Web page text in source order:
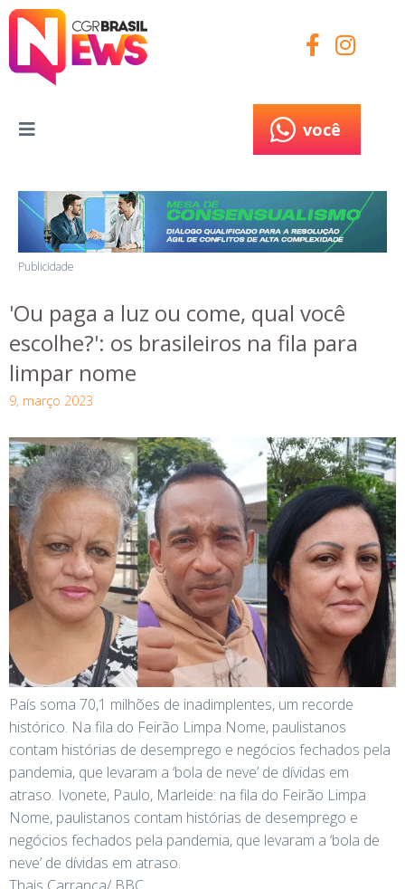
você
Publicidade
'Ou paga a luz ou come, qual você
escolhe?': os brasileiros na fila para
limpar nome
9, março 2023
País soma 70,1 milhões de inadimplentes, um recorde
histórico. Na fila do Feirão Limpa Nome, paulistanos
contam histórias de desemprego e negócios fechados pela
pandemia, que levaram a ‘bola de neve’ de dívidas em
atraso. Ivonete, Paulo, Marleide: na fila do Feirão Limpa
Nome, paulistanos contam histórias de desemprego e
negócios fechados pela pandemia, que levaram a ‘bola de
neve’ de dívidas em atraso.